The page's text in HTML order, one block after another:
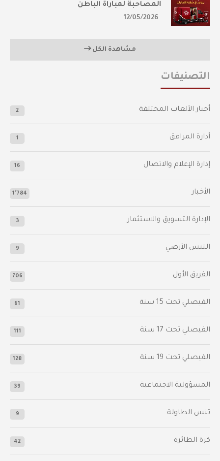
المصاحبة لمباراة الباطن
12/05/2026
مشاهدة الكل
التصنيفات
أخبار الألعاب المختلفة 2
أدارة المرافق 1
إدارة الإعلام والاتصال 16
الأخبار 1٬784
الإدارة التسويق والاستثمار 3
التنس الأرضي 9
الفريق الأول 706
الفيصلي‬⁩ تحت 15 سنة 61
‫الفيصلي‬⁩ تحت 17 سنة 111
الفيصلي‬⁩ تحت 19 سنة 128
المسؤولية الاجتماعية 39
تنس الطاولة 9
كرة الطائرة 42